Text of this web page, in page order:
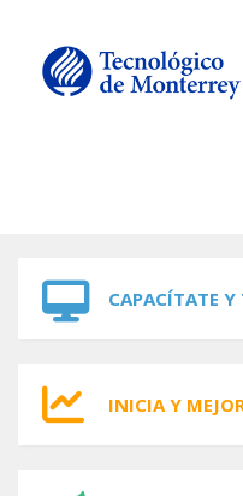
CAPACÍTATE Y
INICIA Y